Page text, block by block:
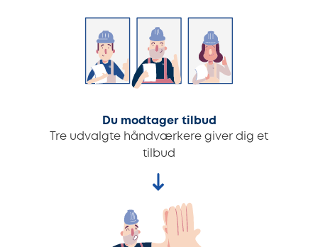
Du modtager tilbud
Tre udvalgte håndværkere giver dig et
tilbud